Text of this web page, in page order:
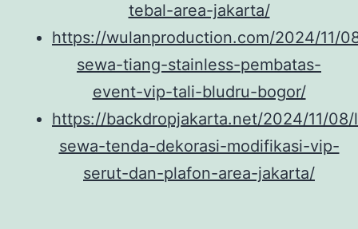
tebal-area-jakarta/
https://wulanproduction.com/2024/11/
sewa-tiang-stainless-pembatas-
event-vip-tali-bludru-bogor/
https://backdropjakarta.net/2024/11/08/
sewa-tenda-dekorasi-modifikasi-vip-
serut-dan-plafon-area-jakarta/